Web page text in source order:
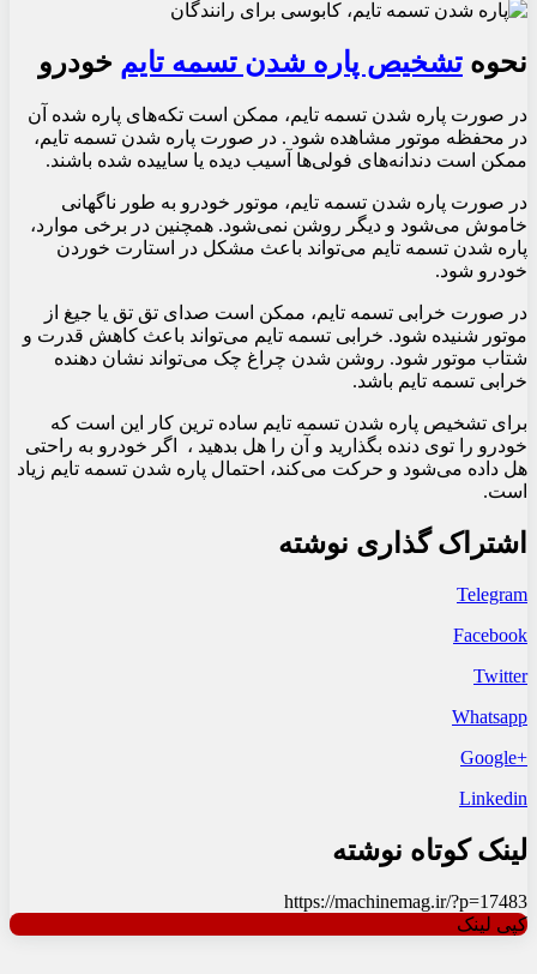
نحوه تشخیص پاره شدن تسمه تایم خودرو
در صورت پاره شدن تسمه تایم، ممکن است تکه‌های پاره شده آن
در محفظه موتور مشاهده شود . در صورت پاره شدن تسمه تایم،
ممکن است دندانه‌های فولی‌ها آسیب دیده یا ساییده شده باشند.
در صورت پاره شدن تسمه تایم، موتور خودرو به طور ناگهانی
خاموش می‌شود و دیگر روشن نمی‌شود. همچنین در برخی موارد،
پاره شدن تسمه تایم می‌تواند باعث مشکل در استارت خوردن
خودرو شود.
در صورت خرابی تسمه تایم، ممکن است صدای تق تق یا جیغ از
موتور شنیده شود. خرابی تسمه تایم می‌تواند باعث کاهش قدرت و
شتاب موتور شود. روشن شدن چراغ چک می‌تواند نشان دهنده
خرابی تسمه تایم باشد.
برای تشخیص پاره شدن تسمه تایم ساده ترین کار این است که
خودرو را توی دنده بگذارید و آن را هل بدهید ، اگر خودرو به راحتی
هل داده می‌شود و حرکت می‌کند، احتمال پاره شدن تسمه تایم زیاد
است.
اشتراک گذاری نوشته
Telegram
Facebook
Twitter
Whatsapp
+Google
Linkedin
لینک کوتاه نوشته
https://machinemag.ir/?p=17483
کپی لینک